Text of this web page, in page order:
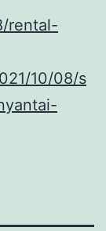
rental-
10/08/s